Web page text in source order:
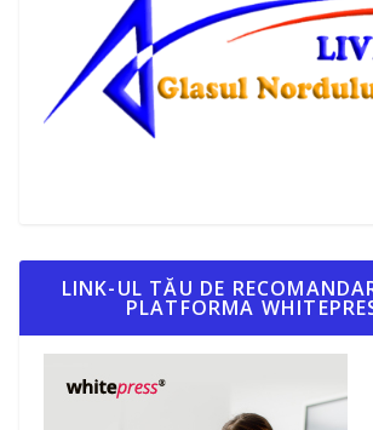
LINK-UL TĂU DE
PLATFORMA